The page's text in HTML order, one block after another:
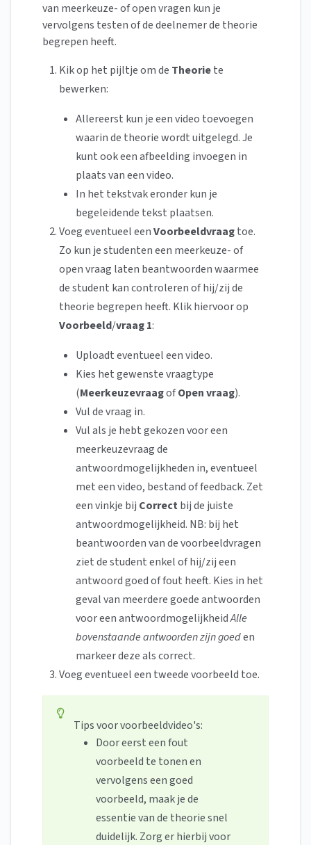
van meerkeuze- of open vragen kun je
vervolgens testen of de deelnemer de theorie
begrepen heeft.
Kik op het pijltje om de Theoriete
bewerken:
Allereerst kun je een video toevoegen
waarin de theorie wordt uitgelegd. Je
kunt ook een afbeelding invoegen in
plaats van een video.
In het tekstvak eronder kun je
begeleidende tekst plaatsen.
Voeg eventueel eenVoorbeeldvraagtoe.
Zo kun je studenten een meerkeuze-of
open vraag laten beantwoorden waarmee
de student kan controleren of hij/zij de
theorie begrepen heeft. Klik hiervoor op
Voorbeeld/vraag 1:
Uploadt eventueel een video.
Kies het gewenste vraagtype
(MeerkeuzevraagofOpen vraag).
Vul de vraag in.
Vul als je hebt gekozen voor een
meerkeuzevraag de
antwoordmogelijkheden in, eventueel
met een video, bestand of feedback. Zet
een vinkje bij Correctbij de juiste
antwoordmogelijkheid. NB: bij het
beantwoorden van de voorbeeldvragen
ziet de student enkel of hij/zij een
antwoord goed of fout heeft. Kies in het
geval van meerdere goede antwoorden
voor een antwoordmogelijkheidAlle
bovenstaande antwoorden zijn goeden
markeer deze als correct.
Voeg eventueel een tweede voorbeeld toe.
Tips voor voorbeeldvideo's:
Door eerst een fout
voorbeeld te tonen en
vervolgens een goed
voorbeeld, maak je de
essentie van de theorie snel
duidelijk. Zorg er hierbij voor